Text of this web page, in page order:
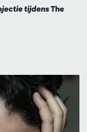
tijdensThe